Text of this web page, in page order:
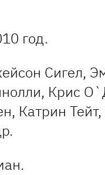
год.
Сигел,
Криc
Катрин